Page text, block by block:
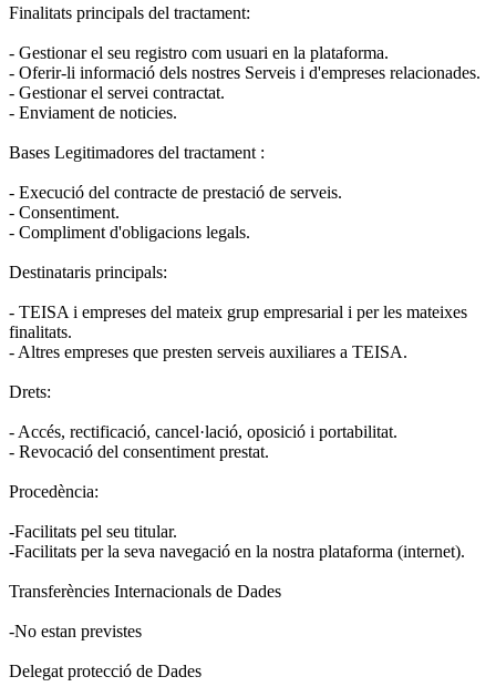
Finalitats principals del tractament:
- Gestionar el seu registro com usuari en la plataforma.
- Oferir-li informació dels nostres Serveis i d'empreses relacionades.
- Gestionar el servei contractat.
- Enviament de noticies.
Bases Legitimadores del tractament :
- Execució del contracte de prestació de serveis.
- Consentiment.
- Compliment d'obligacions legals.
Destinataris principals:
- TEISA i empreses del mateix grup empresarial i per les mateixes
finalitats.
- Altres empreses que presten serveis auxiliares a TEISA.
Drets:
- Accés, rectificació, cancel·lació, oposició i portabilitat.
- Revocació del consentiment prestat.
Procedència:
-Facilitats pel seu titular.
-Facilitats per la seva navegació en la nostra plataforma (internet).
Transferències Internacionals de Dades
-No estan previstes
Delegat protecció de Dades